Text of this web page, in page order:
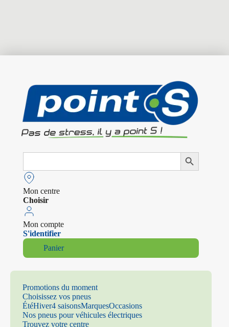
Search
Search Button
Mon centre
Choisir
Mon compte
S'identifier
Panier
Promotions du moment
Choisissez vos pneus
ÉtéHiver4 saisonsMarquesOccasions
Nos pneus pour véhicules électriques
Trouvez votre centre